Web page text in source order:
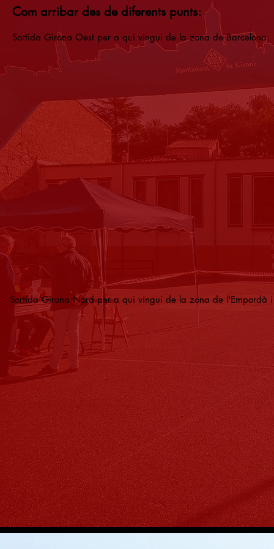
Com arribar des de diferents punts:
Sortida Girona Oest per a qui vingui de la zona de Barcelona.
Sortida Girona Nord per a qui vingui de la zona de l'Empordà